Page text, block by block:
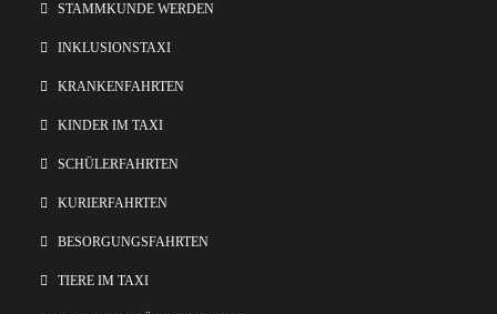
STAMMKUNDE WERDEN
INKLUSIONSTAXI
KRANKENFAHRTEN
KINDER IM TAXI
SCHÜLERFAHRTEN
KURIERFAHRTEN
BESORGUNGSFAHRTEN
TIERE IM TAXI